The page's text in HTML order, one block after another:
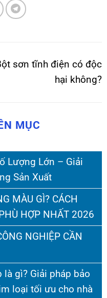
MỤC
Lượng Lớn – Giải
Sản Xuất
MÀU GÌ? CÁCH
HỢP NHẤT 2026
NGHIỆP CẦN
gì? Giải pháp bảo
loại tối ưu cho nhà
sơn tĩnh điện có độc
hại không?